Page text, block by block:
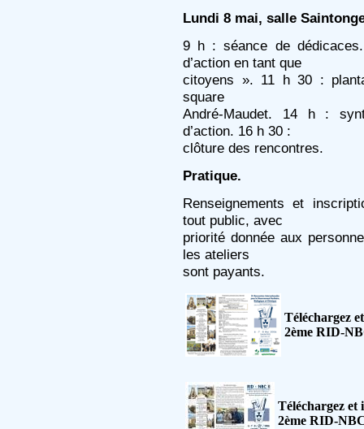
Lundi 8 mai, salle
9 h : séance de
d’action en tant que
citoyens ». 11 h 30 :
square
André-Maudet. 14 h :
d’action. 16 h 30 :
clôture des rencontres.
Pratique.
Renseignements et
tout public, avec
priorité donnée aux
les ateliers
sont payants.
Téléchargez
2ème RID-
Téléchargez et
2ème RID-